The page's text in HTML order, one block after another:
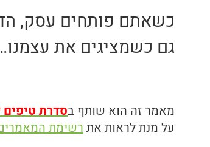
כשאתם פותחים עסק,
גם כשמציגים את
מאמר זה הוא שותף בסדרת
על מנת לראות אתרשימת